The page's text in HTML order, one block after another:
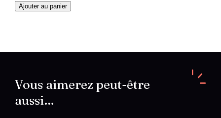
quantité
Ajouter au panier
Vous aimerez peut-être
aussi…